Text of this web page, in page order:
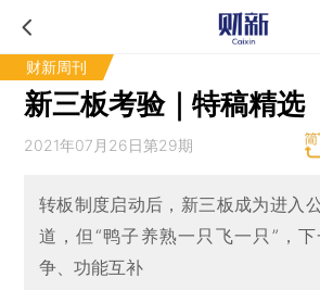
财新周刊
新三板考验｜特稿精选
2021年07月26日第29期
转板制度启动后，新三板成为进入
道，但“鸭子养熟一只飞一只”，
争、功能互补